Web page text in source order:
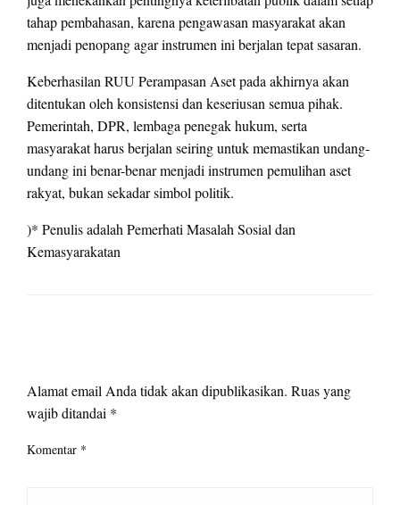
tahap pembahasan, karena pengawasan masyarakat akan
menjadi penopang agar instrumen ini berjalan tepat sasaran.
Keberhasilan RUU Perampasan Aset pada akhirnya akan
ditentukan oleh konsistensi dan keseriusan semua pihak.
Pemerintah, DPR, lembaga penegak hukum, serta
masyarakat harus berjalan seiring untuk memastikan undang-
undang ini benar-benar menjadi instrumen pemulihan aset
rakyat, bukan sekadar simbol politik.
)* Penulis adalah Pemerhati Masalah Sosial dan
Kemasyarakatan
Alamat email Anda tidak akan dipublikasikan. Ruas yang
wajib ditandai *
Komentar *